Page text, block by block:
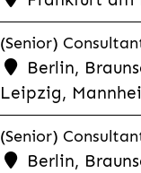
(Senior)
Berlin,
Leipzig,
(Senior)
Berlin,